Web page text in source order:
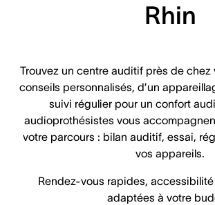
Rhin
Trouvez un centre auditif près de
conseils personnalisés, d’un
suivi régulier pour un confort
audioprothésistes vous
votre parcours : bilan auditif, essai,
vos appareils.
Rendez-vous rapides,
adaptées à votre